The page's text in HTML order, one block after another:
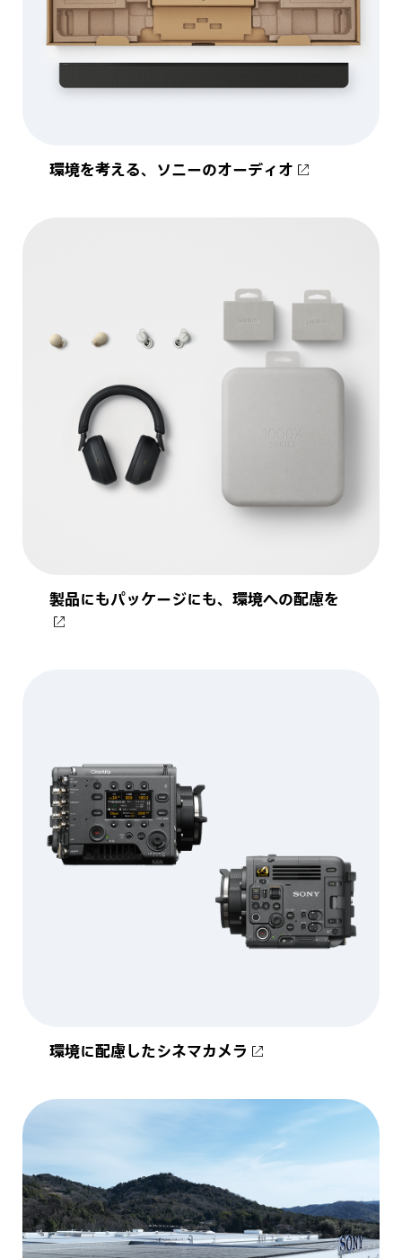
環境を考える、ソニーのオーディオ
製品にもパッケージにも、環境への配慮を
環境に配慮したシネマカメラ